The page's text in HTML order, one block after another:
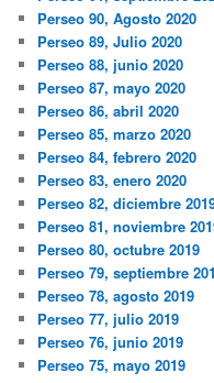
Perseo 90, Agosto 2020
Perseo 89, Julio 2020
Perseo 88, junio 2020
Perseo 87, mayo 2020
Perseo 86, abril 2020
Perseo 85, marzo 2020
Perseo 84, febrero 2020
Perseo 83, enero 2020
Perseo 82, diciembre
Perseo 81, noviembre
Perseo 80, octubre 2019
Perseo 79, septiembre
Perseo 78, agosto 2019
Perseo 77, julio 2019
Perseo 76, junio 2019
Perseo 75, mayo 2019